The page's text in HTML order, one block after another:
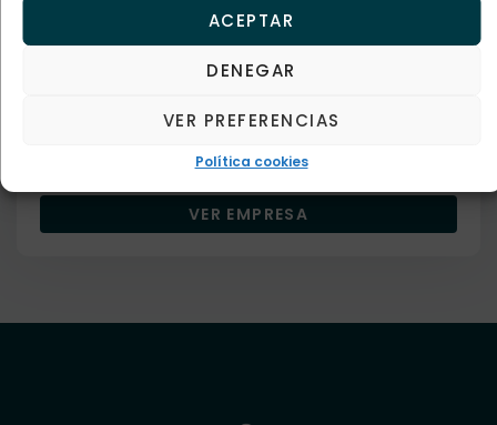
ACEPTAR
DENEGAR
VER PREFERENCIAS
Política cookies
Bares restaurantes y cafeterías
VER EMPRESA